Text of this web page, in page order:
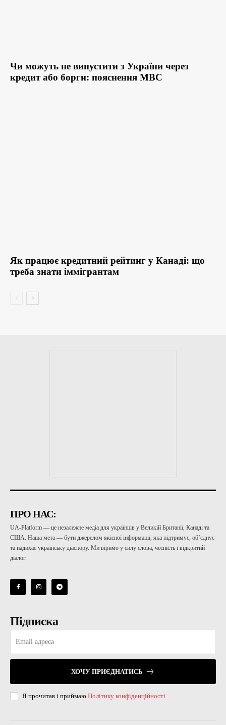
Чи можуть не випустити з України через
кредит або борги: пояснення МВС
Як працює кредитний рейтинг у Канаді: що
треба знати іммігрантам
ПРО НАС:
UA-Platform — це незалежне медіа для українців у Великій Британії, Канаді та
США. Наша мета — бути джерелом якісної інформації, яка підтримує, об’єднує
та надихає українську діаспору. Ми віримо у силу слова, чесність і відкритий
діалог.
Підписка
ХОЧУ ПРИЄДНАТИСЬ
Я прочитав і приймаю Політику конфіденційності